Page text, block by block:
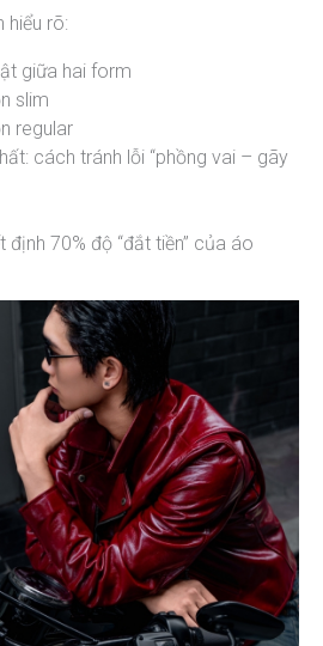
hiểu rõ:
giữa hai form
slim
regular
cách tránh lỗi “phồng vai – gãy
70% độ “đắt tiền” của áo